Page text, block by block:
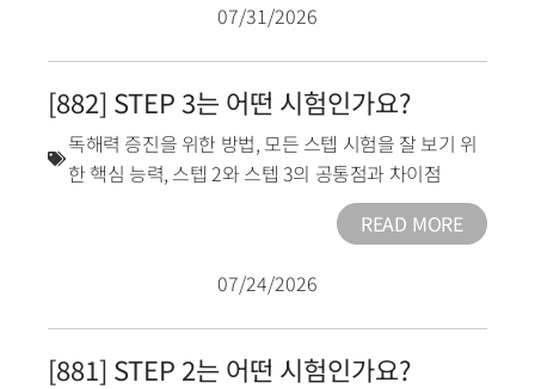
07/31/2026
[882] STEP 3는 어떤 시험인가요?
독해력 증진을 위한 방법, 모든 스텝 시험을 잘 보기 위
한 핵심 능력, 스텝 2와 스텝 3의 공통점과 차이점
READ MORE
07/24/2026
[881] STEP 2는 어떤 시험인가요?